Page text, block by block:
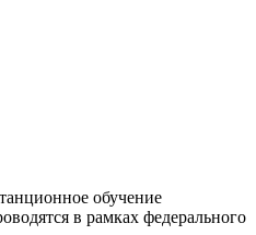
обучение
в рамках федерального